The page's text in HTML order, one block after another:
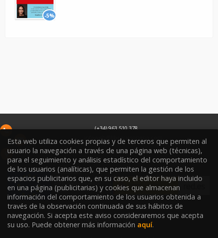
-5%
(+34) 963 510 378
infoweb@libreriasoriano.com
C/ Xàtiva 15
46002 Valencia España
Condiciones de venta
Esta web utiliza cookies propias y de terceros que permiten al
usuario la navegación a través de una página web (técnicas),
para el seguimiento y análisis estadístico del comportamiento
de los usuarios (analíticas), que permiten la gestión de los
espacios publicitarios que, en su caso, el editor haya incluido
en una página (publicitarias) y cookies que almacenan
información del comportamiento de los usuarios obtenida a
través de la observación continuada de sus hábitos de
navegación. Si acepta este aviso consideraremos que acepta
su uso. Puede obtener más información aquí.